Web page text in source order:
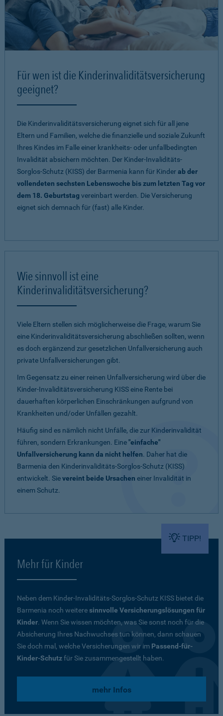
Für wen ist die Kinderinvaliditätsversicherung
geeignet?
Die Kinderinvaliditätsversicherung eignet sich für all jene
Eltern und Familien, welche die finanzielle und soziale Zukunft
Ihres Kindes im Falle einer krankheits- oder unfallbedingten
Invalidität absichern möchten. Der Kinder-Invaliditäts-
Sorglos-Schutz (KISS) der Barmenia kann für Kinderab der
vollendeten sechsten Lebenswoche bis zum letzten Tag vor
dem 18. Geburtstag vereinbart werden. Die Versicherung
eignet sich demnach für (fast) alle Kinder.
Wie sinnvoll ist eine
Kinderinvaliditätsversicherung?
Viele Eltern stellen sich möglicherweise die Frage, warum Sie
eine Kinderinvaliditätsversicherung abschließen sollten, wenn
es doch ergänzend zur gesetzlichen Unfallversicherung auch
private Unfallversicherungen gibt.
Im Gegensatz zu einer reinen Unfallversicherung wird über die
Kinder-Invaliditätsversicherung KISS eine Rente bei
dauerhaften körperlichen Einschränkungen aufgrund von
Krankheiten und/oder Unfällen gezahlt.
Häufig sind es nämlich nicht Unfälle, die zur Kinderinvalidität
führen, sondern Erkrankungen. Eine"einfache"
Unfallversicherung kann da nicht helfen. Daher hat die
Barmenia den Kinderinvaliditäts-Sorglos-Schutz (KISS)
entwickelt. Sievereint beide Ursachen einer Invalidität in
einem Schutz.
TIPP!
Mehr für Kinder
Neben dem Kinder-Invaliditäts-Sorglos-Schutz KISS bietet die
Barmenia noch weiteresinnvolle Versicherungslösungen für
Kinder. Wenn Sie wissen möchten, was Sie sonst noch für die
Absicherung Ihres Nachwuchses tun können, dann schauen
Sie doch mal, welche Versicherungen wir im Passend-für-
Kinder-Schutzfür Sie zusammengestellt haben.
mehr Infos